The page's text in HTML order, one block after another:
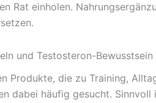
Rat einholen.
und Testosteron-
Produkte, die zu Training,
dabei häufig gesucht.